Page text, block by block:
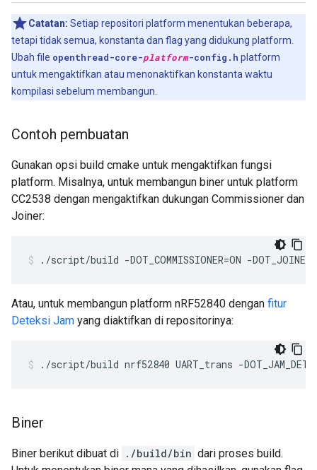
Catatan: Setiap repositori platform menentukan beberapa,
tetapi tidak semua, konstanta dan flag yang didukung platform.
Ubah file openthread-core-platform-config.h platform
untuk mengaktifkan atau menonaktifkan konstanta waktu
kompilasi sebelum membangun.
Contoh pembuatan
Gunakan opsi build cmake untuk mengaktifkan fungsi
platform. Misalnya, untuk membangun biner untuk platform
CC2538 dengan mengaktifkan dukungan Commissioner dan
Joiner:
./script/build -DOT_COMMISSIONER=ON -
Atau, untuk membangun platform nRF52840 dengan fitur
Deteksi Jam yang diaktifkan di repositorinya:
./script/build nrf52840 UART_trans -
Biner
Biner berikut dibuat di ./build/bin dari proses build.